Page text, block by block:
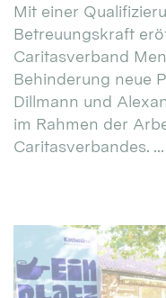
Mit einer
Betreuungskraft
Caritasverband
Behinderung neue
Dillmann und
im Rahmen der
Caritasverbandes. ...